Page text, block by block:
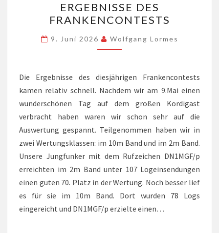
DES
FRANKENCONTESTS
ERGEBNISSE DES
FRANKENCONTESTS
9. Juni 2026 Wolfgang Lormes
Die Ergebnisse des diesjährigen Frankencontests
kamen relativ schnell. Nachdem wir am 9.Mai einen
wunderschönen Tag auf dem großen Kordigast
verbracht haben waren wir schon sehr auf die
Auswertung gespannt. Teilgenommen haben wir in
zwei Wertungsklassen: im 10m Band und im 2m Band.
Unsere Jungfunker mit dem Rufzeichen DN1MGF/p
erreichten im 2m Band unter 107 Logeinsendungen
einen guten 70. Platz in der Wertung. Noch besser lief
es für sie im 10m Band. Dort wurden 78 Logs
eingereicht und DN1MGF/p erzielte einen…